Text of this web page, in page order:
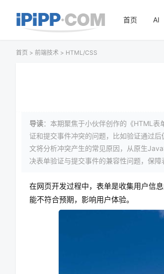
首页 AI
首页 > 前端技术 > HTML/CSS
导读：本期聚焦于小伙伴创作的《HTML表
证和提交事件冲突的问题，比如验证通过
文将分析冲突产生的常见原因，从原生
决表单验证与提交事件的兼容性问题，保障
在网页开发过程中，表单是收集用户信
能不符合预期，影响用户体验。